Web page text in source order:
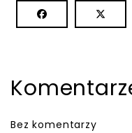
Bez komentarzy